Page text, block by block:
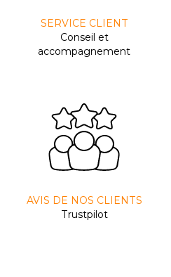
SERVICE CLIENT
Conseil et
accompagnement
AVIS DE NOS CLIENTS
Trustpilot